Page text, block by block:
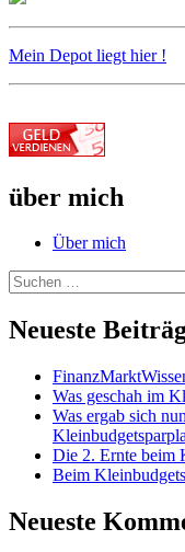
Mein Depot liegt hier !
über mich
Über mich
Suche
nach:
Neueste
Was geschah im
Was ergab sich
Die 2. Ernte beim
Beim
Neueste